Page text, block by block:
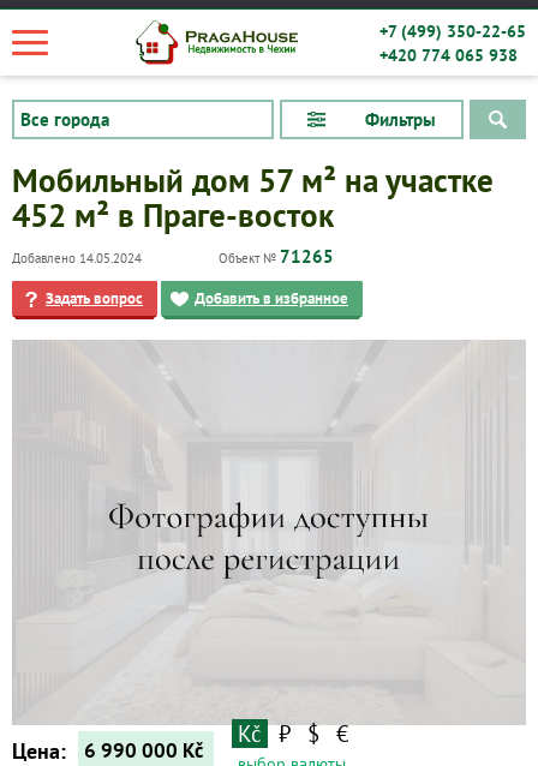
+7 (499) 350-22-65
+420 774 065 938
Фильтры
Квартиры
Мобильный дом 57 м² на участке
452 м² в Праге-восток
Добавлено 14.05.2024 Объект № 71265
Задать вопрос Добавить в избранное
Цена: 6 990 000 Kč
Kč ₽ $ €